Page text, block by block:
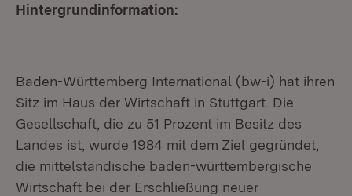
Hintergrundinformation:
Baden-Württemberg International (bw-i) hat ihren
Sitz im Haus der Wirtschaft in Stuttgart. Die
Gesellschaft, die zu 51 Prozent im Besitz des
Landes ist, wurde 1984 mit dem Ziel gegründet,
die mittelständische baden-württembergische
Wirtschaft bei der Erschließung neuer